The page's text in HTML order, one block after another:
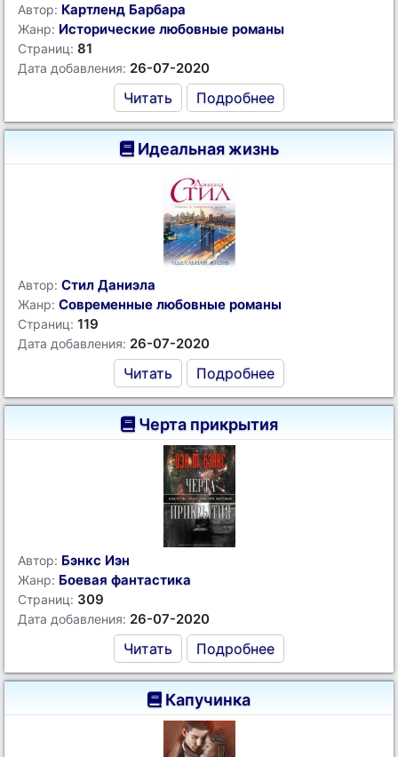
Автор: Картленд Барбара
Жанр: Исторические любовные романы
Страниц: 81
Дата добавления: 26-07-2020
Читать Подробнее
Идеальная жизнь
Автор: Стил Даниэла
Жанр: Современные любовные романы
Страниц: 119
Дата добавления: 26-07-2020
Читать Подробнее
Черта прикрытия
Автор: Бэнкс Иэн
Жанр: Боевая фантастика
Страниц: 309
Дата добавления: 26-07-2020
Читать Подробнее
Капучинка